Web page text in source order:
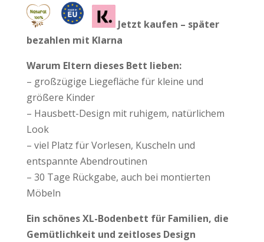
Jetzt kaufen – später
bezahlen mit Klarna
Warum Eltern dieses Bett lieben:
– großzügige Liegefläche für kleine und
größere Kinder
– Hausbett-Design mit ruhigem, natürlichem
Look
– viel Platz für Vorlesen, Kuscheln und
entspannte Abendroutinen
– 30 Tage Rückgabe, auch bei montierten
Möbeln
Ein schönes XL-Bodenbett für Familien, die
Gemütlichkeit und zeitloses Design